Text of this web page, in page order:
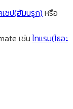
เซป(ฮัมบรูก) หรือ
เช่นไทแรม(ไธอะ